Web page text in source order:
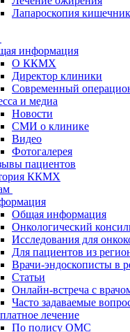
Лапароскопия
информация
О ККМХ
Директор клиники
Современный
и медиа
Новости
СМИ о клинике
Видео
Фотогалерея
пациентов
ККМХ
Общая информация
Онкологический
Исследования для
Для пациентов из
Врачи-эндоскописты в
Статьи
Онлайн-встреча с
Часто задаваемые
лечение
По полису ОМС